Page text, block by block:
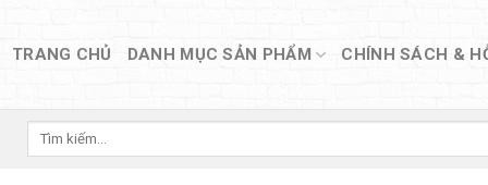
TRANG CHỦ DANH MỤC SẢN PHẨM CHÍNH SÁCH &
Tìm